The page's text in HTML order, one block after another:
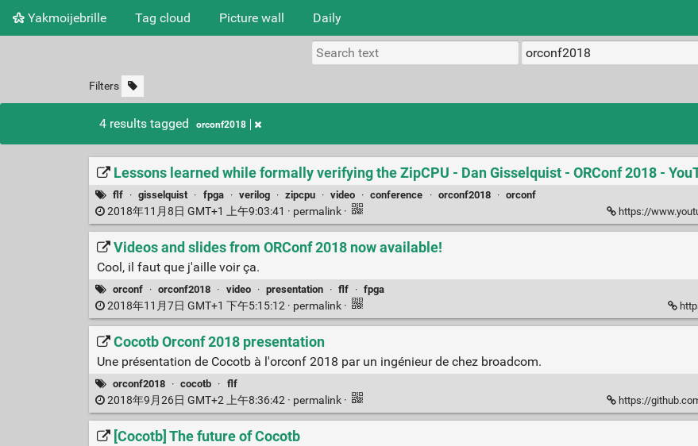
Yakmoijebrille Tag cloud Picture wall Daily
Filters
4 results tagged orconf2018
Lessons learned while formally verifying the ZipCPU - Dan Gisselquist - ORConf 2018 -
flf · gisselquist · fpga · verilog · zipcpu · video · conference · orconf2018 · orconf
2018年11月8日 GMT+1 上午9:03:41 · permalink · https://www.youtube.com/
Videos and slides from ORConf 2018 now available!
Cool, il faut que j'aille voir ça.
orconf · orconf2018 · video · presentation · flf · fpga
2018年11月7日 GMT+1 下午5:15:12 · permalink ·
Cocotb Orconf 2018 presentation
Une présentation de Cocotb à l'orconf 2018 par un ingénieur de chez broadcom.
orconf2018 · cocotb · flf
2018年9月26日 GMT+2 上午8:36:42 · permalink · https://github.com/
[Cocotb] The future of Cocotb